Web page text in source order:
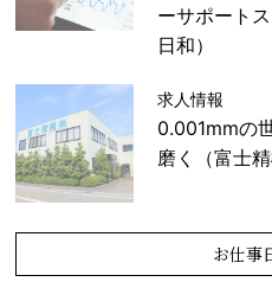
ーサポート
日和）
求人情報
0.001mmの
磨く（富士精
お仕事